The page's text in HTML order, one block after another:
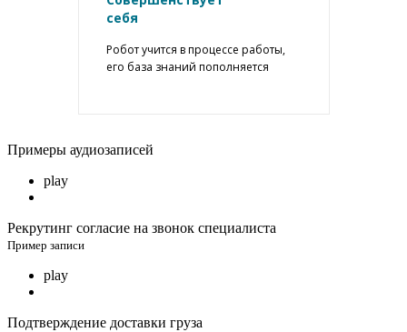
себя
Робот учится в процессе работы,
его база знаний пополняется
Примеры аудиозаписей
play
Рекрутинг согласие на звонок специалиста
Пример записи
play
Подтверждение доставки груза